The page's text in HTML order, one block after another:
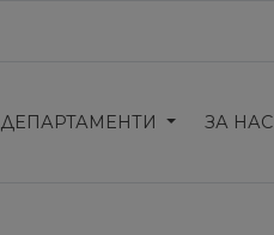
ДЕПАРТАМЕНТИ ЗА НАС